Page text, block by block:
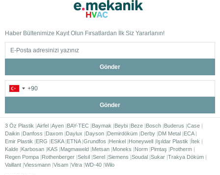
Haber Bültenimize Kayıt Olun Fırsatlardan İlk Siz Yararlanın!
Gönder
Gönder
3 Öz Plastik Airfel Ayen BAY-TEC Baymak Beybi Beze Bosch Buderus Case
Daikin Danfoss Daxom Daylux Dayson Demirdöküm Derby DM Metal ECA
Emir Plastik
ERG ESKA ETNA Grundfos Henkel Honeywell Işıldar Plastik
İtek
Kalde Karbosan KAS Magmaweld Metsan Moneks Norm Pimtaş
Protherm
Regen Pompa Rothenberger Selsil Serel Siemens Soudal Sukar Trakya Döküm
Vaillant Viessmann Visam Vitra WD-40 Wilo